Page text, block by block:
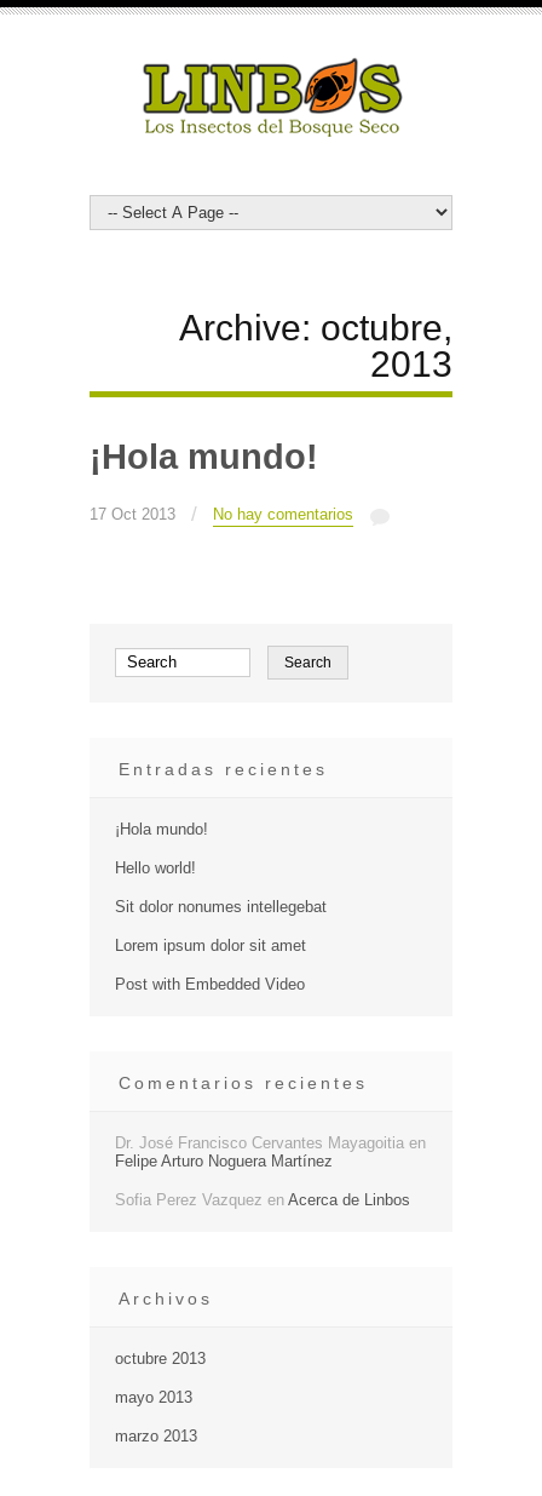
Archive: octubre,
2013
¡Hola mundo!
17 Oct 2013 / No hay comentarios
Entradas recientes
¡Hola mundo!
Hello world!
Sit dolor nonumes intellegebat
Lorem ipsum dolor sit amet
Post with Embedded Video
Comentarios recientes
Dr. José Francisco Cervantes Mayagoitia en
Felipe Arturo Noguera Martínez
Sofia Perez Vazquez en Acerca de Linbos
Archivos
octubre 2013
mayo 2013
marzo 2013